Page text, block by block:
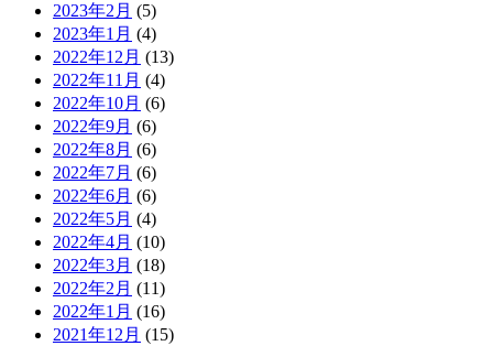
2023年2月 (5)
2023年1月 (4)
2022年12月 (13)
2022年11月 (4)
2022年10月 (6)
2022年9月 (6)
2022年8月 (6)
2022年7月 (6)
2022年6月 (6)
2022年5月 (4)
2022年4月 (10)
2022年3月 (18)
2022年2月 (11)
2022年1月 (16)
2021年12月 (15)